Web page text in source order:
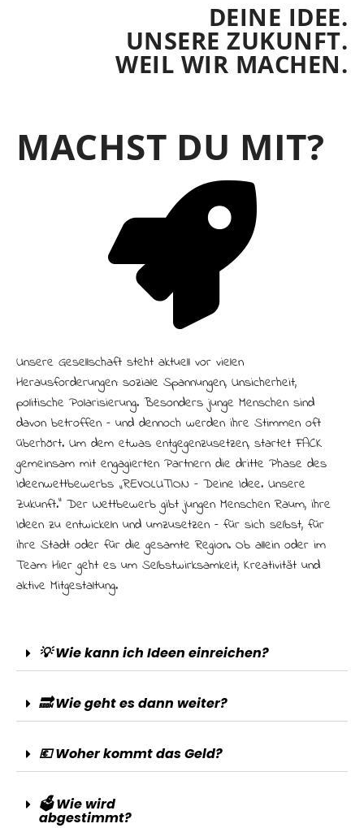
DEINE IDEE.
UNSERE ZUKUNFT.
WEIL WIR MACHEN.
MACHST DU MIT?
Unsere Gesellschaft steht aktuell vor vielen
Herausforderungen: soziale Spannungen, Unsicherheit,
politische Polarisierung. Besonders junge Menschen sind
davon betroffen – und dennoch werden ihre Stimmen oft
überhört. Um dem etwas entgegenzusetzen, startet FACK
gemeinsam mit engagierten Partnern die dritte Phase des
Ideenwettbewerbs „R:EVOLUTION – Deine Idee. Unsere
Zukunft.“ Der Wettbewerb gibt jungen Menschen Raum, ihre
Ideen zu entwickeln und umzusetzen – für sich selbst, für
ihre Stadt oder für die gesamte Region. Ob allein oder im
Team: Hier geht es um Selbstwirksamkeit, Kreativität und
aktive Mitgestaltung.
💡 Wie kann ich Ideen einreichen?
🔜 Wie geht es dann weiter?
💶 Woher kommt das Geld?
🗳️ Wie wird
abgestimmt?